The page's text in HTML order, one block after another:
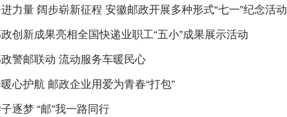
力量 阔步崭新征程 安徽邮政开展多种形式“七一”纪念活动
创新成果亮相全国快递业职工“五小”成果展示活动
警邮联动 流动服务车暖民心
心护航 邮政企业用爱为青春“打包”
逐梦 “邮”我一路同行